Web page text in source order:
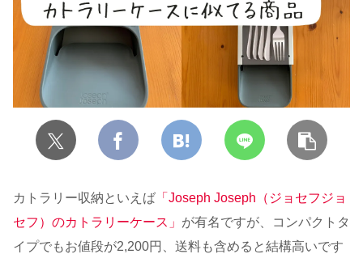
カトラリー収納といえば 「Joseph Joseph（ジョセフジョ
セフ）のカトラリーケース」 が有名ですが、コンパクトタ
イプでもお値段が2,200円、送料も含めると結構高いです